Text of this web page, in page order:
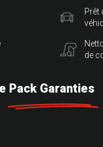
Prêt
de
Pack Garanties